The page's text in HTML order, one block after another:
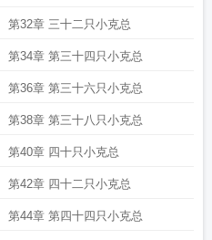
第32章 三十二只小克总
第34章 第三十四只小克总
第36章 第三十六只小克总
第38章 第三十八只小克总
第40章 四十只小克总
第42章 四十二只小克总
第44章 第四十四只小克总